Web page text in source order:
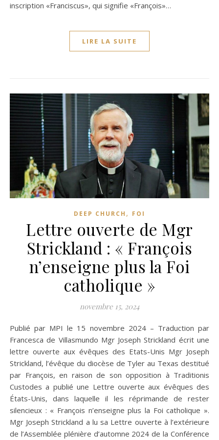
inscription «Franciscus», qui signifie «François»…
LIRE LA SUITE
DEEP CHURCH , FOI
Lettre ouverte de Mgr
Strickland : « François
n’enseigne plus la Foi
catholique »
novembre 15, 2024
Publié par MPI le 15 novembre 2024 – Traduction par
Francesca de Villasmundo Mgr Joseph Strickland écrit une
lettre ouverte aux évêques des Etats-Unis Mgr Joseph
Strickland, l’évêque du diocèse de Tyler au Texas destitué
par François, en raison de son opposition à Traditionis
Custodes a publié une Lettre ouverte aux évêques des
États-Unis, dans laquelle il les réprimande de rester
silencieux : « François n’enseigne plus la Foi catholique ».
Mgr Joseph Strickland a lu sa Lettre ouverte à l’extérieure
de l’Assemblée plénière d’automne 2024 de la Conférence